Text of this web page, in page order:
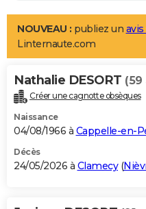
LIFESTYLE
Art de vivre
Bien-être
Loisirs
Mode
Modes de vie
Alimentation
Guide de la santé
Maladies
Médicaments
Sommeil
VOYAGE
Destinations
City break
Voyage nature
Voyage de noces
Forum
Climat
+PHOTO
GUIDES D'ACHAT
BONS PLANS
NOUVEAU : publiez un
Linternaute.com
Nathalie DESORT (59
Créer une cagnotte obsèques
Naissance
04/08/1966 à Cappelle-en-
Décès
24/05/2026 à Clamecy(